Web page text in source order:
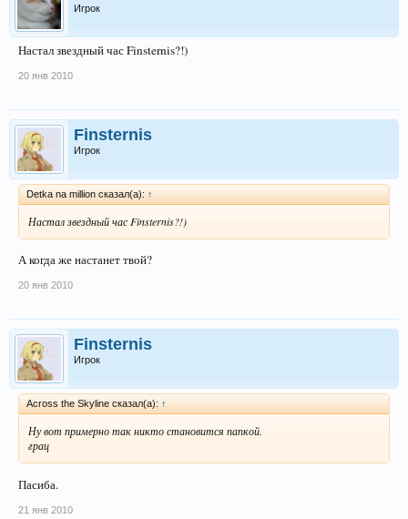
Игрок
Настал звездный час Finsternis?!)
20 янв 2010
Finsternis
Игрок
Detka na million сказал(а): ↑
Настал звездный час Finsternis?!)
А когда же настанет твой?
20 янв 2010
Finsternis
Игрок
Across the Skyline сказал(а): ↑
Ну вот примерно такниктостановится папкой.
грац
Пасиба.
21 янв 2010